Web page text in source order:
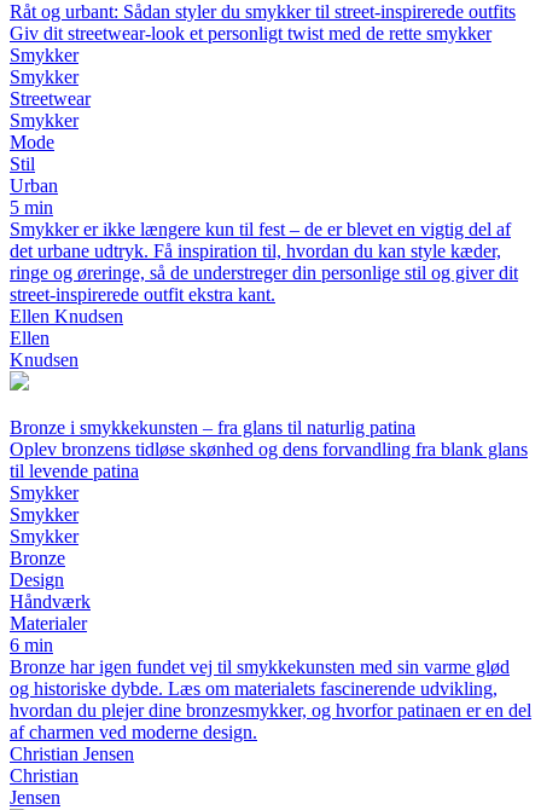
Råt og urbant: Sådan styler du smykker til street-inspirerede outfits
Giv dit streetwear-look et personligt twist med de rette smykker
Smykker
Smykker
Streetwear
Smykker
Mode
Stil
Urban
5 min
Smykker er ikke længere kun til fest – de er blevet en vigtig del af
det urbane udtryk. Få inspiration til, hvordan du kan style kæder,
ringe og øreringe, så de understreger din personlige stil og giver dit
street-inspirerede outfit ekstra kant.
Ellen Knudsen
Ellen
Knudsen
Bronze i smykkekunsten – fra glans til naturlig patina
Oplev bronzens tidløse skønhed og dens forvandling fra blank glans
til levende patina
Smykker
Smykker
Smykker
Bronze
Design
Håndværk
Materialer
6 min
Bronze har igen fundet vej til smykkekunsten med sin varme glød
og historiske dybde. Læs om materialets fascinerende udvikling,
hvordan du plejer dine bronzesmykker, og hvorfor patinaen er en del
af charmen ved moderne design.
Christian Jensen
Christian
Jensen